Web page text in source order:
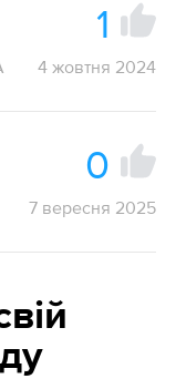
1
4 жовтня 2024
0
7 вересня 2025